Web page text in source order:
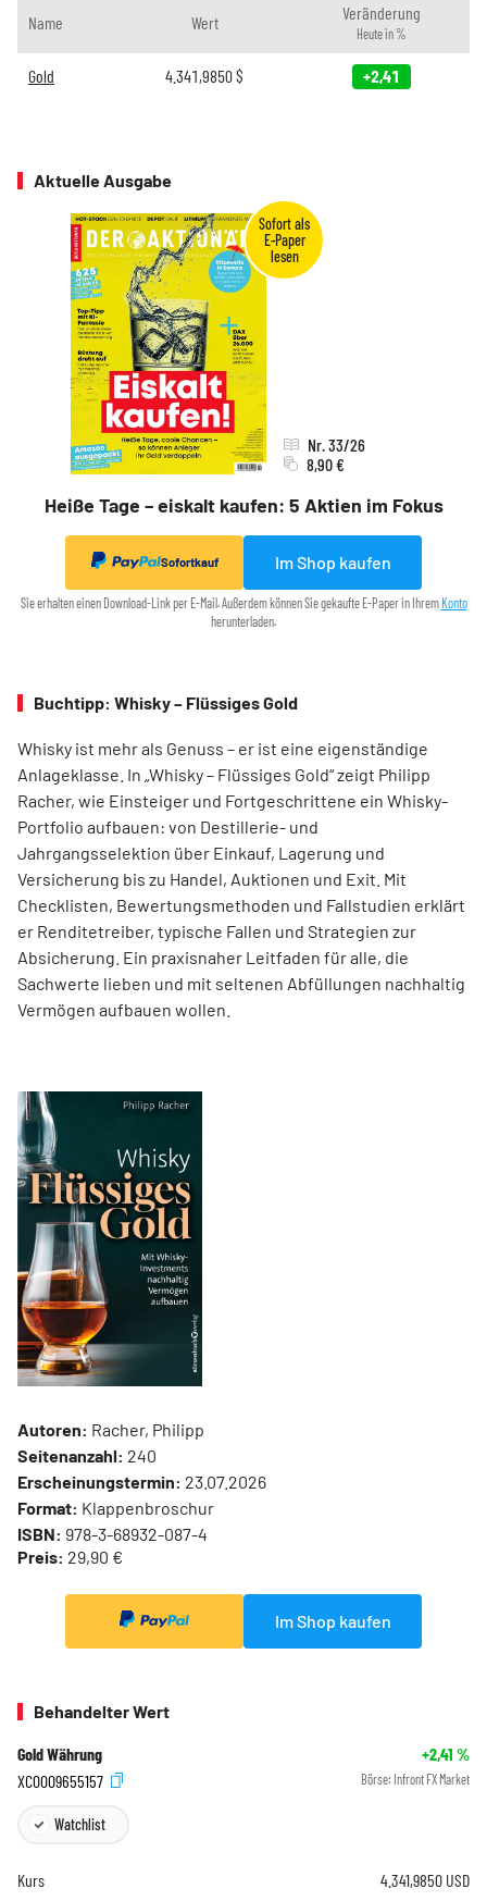
Name Wert Veränderung
Heute in %
Gold 4.341,9850$ +2,41
Aktuelle Ausgabe
Heiße Tage – eiskalt kaufen: 5 Aktien im Fokus
Nr. 33/26
8,90 €
Sofortkauf Im Shop kaufen
Sie erhalten einen Download-Link per E-Mail. Außerdem können Sie gekaufte E-Paper in Ihrem Konto
herunterladen.
Buchtipp: Whisky – Flüssiges Gold
Whisky ist mehr als Genuss – er ist eine eigenständige
Anlageklasse. In „Whisky – Flüssiges Gold“ zeigt Philipp
Racher, wie Einsteiger und Fortgeschrittene ein Whisky-
Portfolio aufbauen: von Destillerie- und
Jahrgangsselektion über Einkauf, Lagerung und
Versicherung bis zu Handel, Auktionen und Exit. Mit
Checklisten, Bewertungsmethoden und Fallstudien erklärt
er Renditetreiber, typische Fallen und Strategien zur
Absicherung. Ein praxisnaher Leitfaden für alle, die
Sachwerte lieben und mit seltenen Abfüllungen nachhaltig
Vermögen aufbauen wollen.
Autoren: Racher, Philipp
Seitenanzahl: 240
Erscheinungstermin: 23.07.2026
Format: Klappenbroschur
ISBN: 978-3-68932-087-4
Preis: 29,90 €
Im Shop kaufen
Behandelter Wert
Gold Währung +2,41 %
XC0009655157
Börse: Infront FX Market
Watchlist
Kurs 4.341,9850 USD